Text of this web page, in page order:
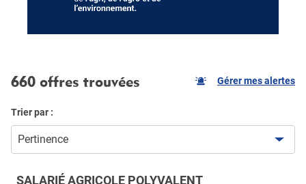
660 offres trouvées Gérer mes alertes
Trier par :
Pertinence
SALARIÉ AGRICOLE POLYVALENT